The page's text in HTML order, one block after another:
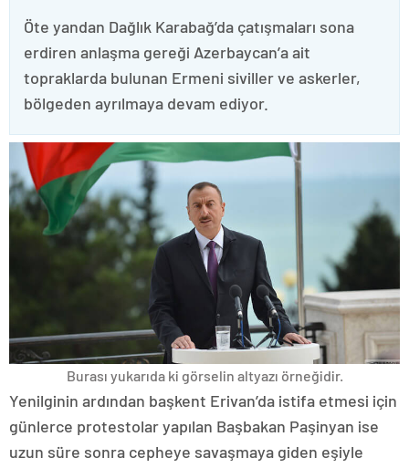
Öte yandan Dağlık Karabağ’da çatışmaları sona
erdiren anlaşma gereği Azerbaycan’a ait
topraklarda bulunan Ermeni siviller ve askerler,
bölgeden ayrılmaya devam ediyor.
Burası yukarıda ki görselin altyazı örneğidir.
Yenilginin ardından başkent Erivan’da istifa etmesi için
günlerce protestolar yapılan Başbakan Paşinyan ise
uzun süre sonra cepheye savaşmaya giden eşiyle